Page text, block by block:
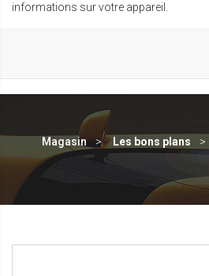
informations sur votre appareil.
Magasin Les bons plans